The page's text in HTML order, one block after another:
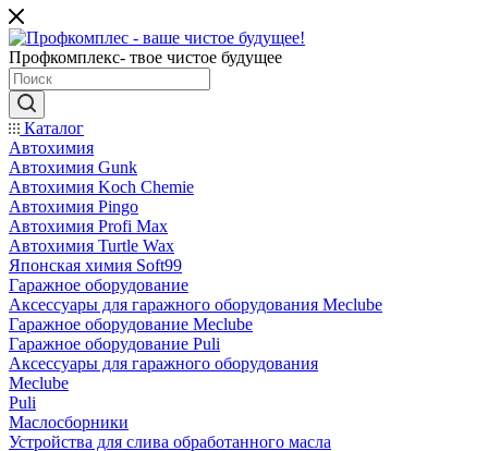
Профкомплекс- твое чистое будущее
Каталог
Автохимия
Автохимия Gunk
Автохимия Koch Chemie
Автохимия Pingo
Автохимия Profi Max
Автохимия Turtle Wax
Японская химия Soft99
Гаражное оборудование
Аксессуары для гаражного оборудования Meclube
Гаражное оборудование Meclube
Гаражное оборудование Puli
Аксессуары для гаражного оборудования
Meclube
Puli
Маслосборники
Устройства для слива обработанного масла